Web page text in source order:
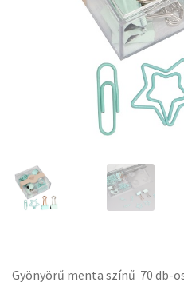
Gyönyörű menta színű 70 db-